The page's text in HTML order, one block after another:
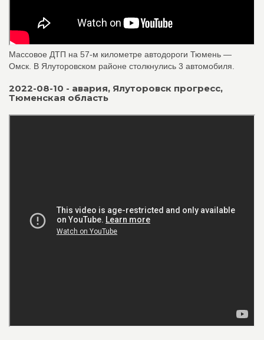
Массовое ДТП на 57-м километре автодороги Тюмень —
Омск. В Ялуторовском районе столкнулись 3 автомобиля.
2022-08-10 - авария, Ялуторовск прогресс,
Тюменская область